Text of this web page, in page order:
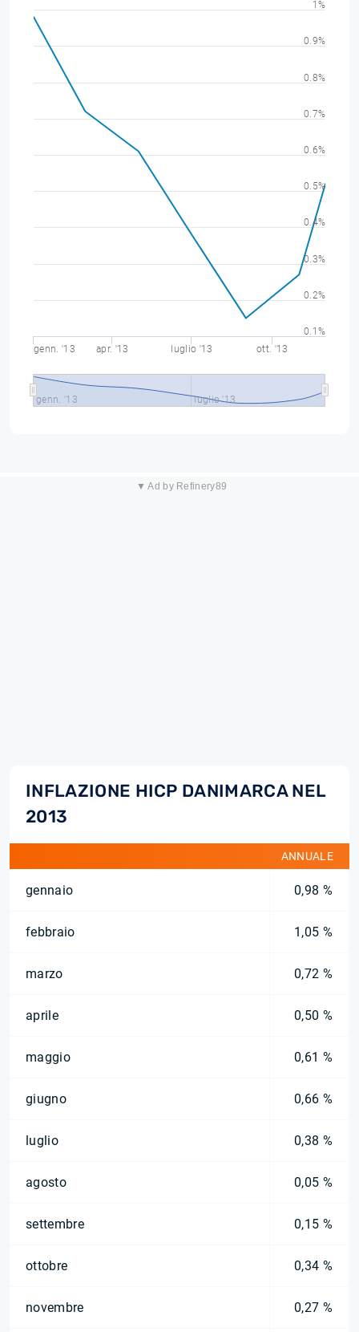
genn. '13 apr. '13 luglio '13 ott. '13
genn. '13 luglio '13
0.1%
0.2%
0.3%
0.4%
0.5%
0.6%
0.7%
0.8%
0.9%
1%
▼ Ad by Refinery89
INFLAZIONE HICP DANIMARCA NEL
2013
ANNUALE
gennaio 0,98 %
febbraio 1,05 %
marzo 0,72 %
aprile 0,50 %
maggio 0,61 %
giugno 0,66 %
luglio 0,38 %
agosto 0,05 %
settembre 0,15 %
ottobre 0,34 %
novembre 0,27 %